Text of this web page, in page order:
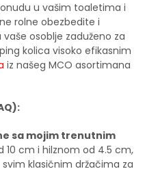
u vašim toaletima i
rolne obezbedite i
vaše osoblje zaduženo za
kolica visoko efikasnim
iz našeg MCO asortimana
sa mojim trenutnim
10 cm i hilznom od 4.5 cm,
klasičnim držačima za